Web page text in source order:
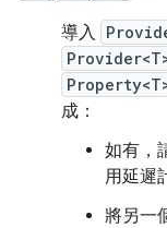
導入
成：
如有，
用延遲
將另一